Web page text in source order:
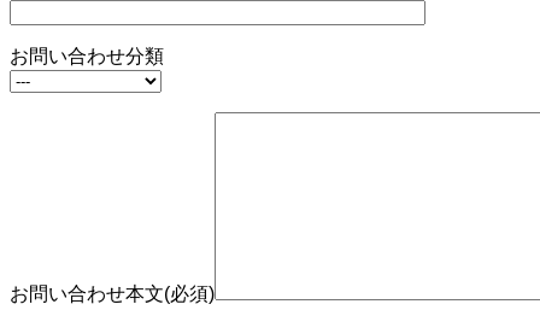
お問い合わせ分類
お問い合わせ本文(必須)